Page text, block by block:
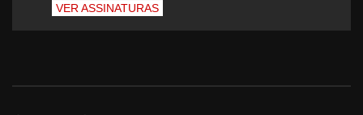
VER ASSINATURAS